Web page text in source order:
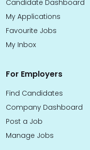
Candidate Dashboard
My Applications
Favourite Jobs
My Inbox
For Employers
Find Candidates
Company Dashboard
Post a Job
Manage Jobs